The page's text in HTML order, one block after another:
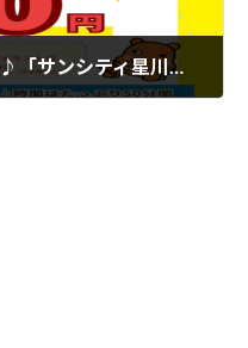
パソコン教室かるん♪「サンシティ星川ショッピングタウン教室」